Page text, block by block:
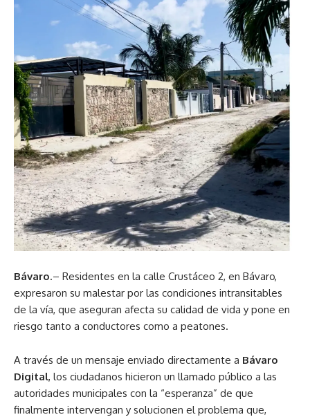
Bávaro.– Residentes en la calle Crustáceo 2, en Bávaro,
expresaron su malestar por las condiciones intransitables
de la vía, que aseguran afecta su calidad de vida y pone en
riesgo tanto a conductores como a peatones.
A través de un mensaje enviado directamente a Bávaro
Digital, los ciudadanos hicieron un llamado público a las
autoridades municipales con la “esperanza” de que
finalmente intervengan y solucionen el problema que,